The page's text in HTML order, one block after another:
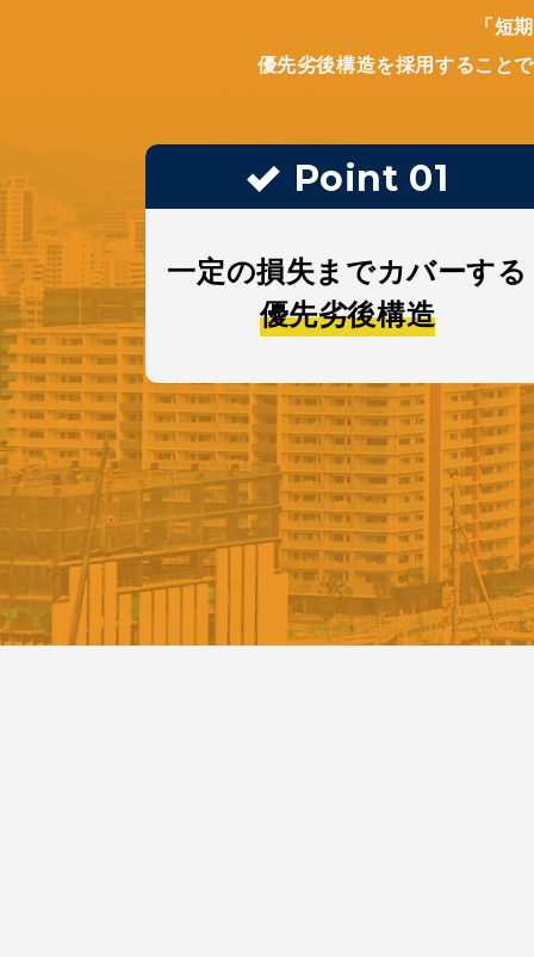
「短
優先劣後構造を採用すること
Point 01
一定の損失までカバーする
優先劣後構造
Point 01
現預金を不動産に置き換え
相続税負担を圧縮